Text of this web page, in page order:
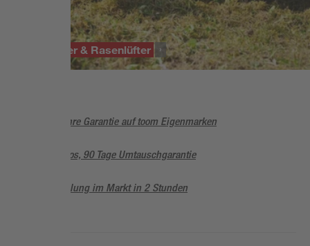
Vertikutierer & Rasenlüfter
5 Jahre Garantie auf toom Eigenmarken
Sorglos, 90 Tage Umtauschgarantie
Abholung im Markt in 2 Stunden